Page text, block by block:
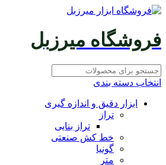
فروشگاه میرزبل
انتخاب دسته بندی
ابزار دقیق و اندازه گیری
تراز
تراز بنایی
خط کش صنعتی
گونیا
متر